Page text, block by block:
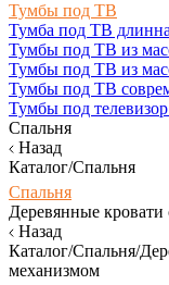
Тумбы под ТВ
Тумба под ТВ
Тумбы под ТВ из
Тумбы под ТВ из
Тумбы под ТВ
Тумбы под
Спальня
Назад
Каталог/Спальня
Спальня
Деревянные
Назад
Каталог/Спальня/
механизмом